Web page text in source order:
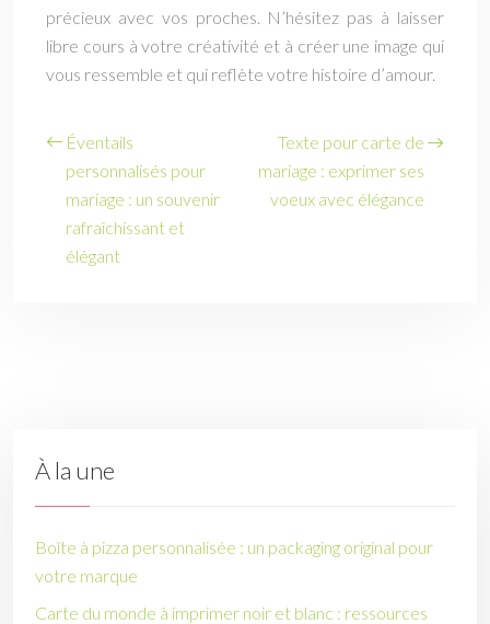
précieux avec vos proches. N’hésitez pas à laisser
libre cours à votre créativité et à créer une image qui
vous ressemble et qui reflète votre histoire d’amour.
Éventails
personnalisés pour
mariage : un souvenir
rafraîchissant et
élégant
Texte pour carte de
mariage : exprimer ses
voeux avec élégance
À la une
Boîte à pizza personnalisée : un packaging original pour
votre marque
Carte du monde à imprimer noir et blanc : ressources